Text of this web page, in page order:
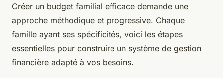
Créer un budget familial efficace demande une
approche méthodique et progressive. Chaque
famille ayant ses spécificités, voici les étapes
essentielles pour construire un système de gestion
financière adapté à vos besoins.